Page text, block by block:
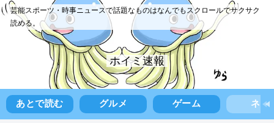
芸能スポーツ・時事ニュースで話題なものはなんでもスクロールでサクサク
読める。
ホイミ速報
あとで読む グルメ ゲーム ネタ